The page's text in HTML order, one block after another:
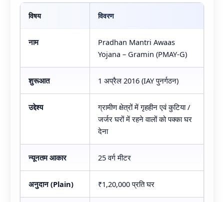
विषय विवरण
नाम
Pradhan Mantri Awaas
Yojana – Gramin (PMAY-G)
शुरूआत 1 अप्रैल 2016 (IAY पुनर्गठन)
उद्देश्य
ग्रामीण क्षेत्रों में गृहहीन एवं कुटिया /
जर्जर घरों में रहने वालों को पक्का घर
देना
न्यूनतम आकार 25 वर्ग मीटर
अनुदान (Plain) ₹1,20,000 प्रति घर